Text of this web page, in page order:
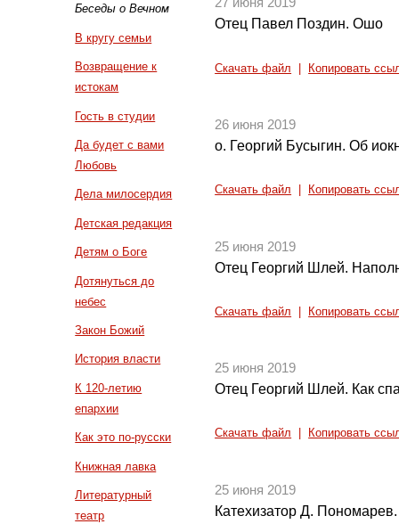
Беседы о Вечном
В кругу семьи
Возвращение к
истокам
Гость в студии
Да будет с вами
Любовь
Дела милосердия
Детская редакция
Детям о Боге
Дотянуться до
небес
Закон Божий
История власти
К 120-летию
епархии
Как это по-русски
Книжная лавка
Литературный
театр
27 июня 2019
Отец Павел Поздин. Ошо
Скачать файл Копировать
26 июня 2019
о. Георгий Бусыгин. Об
Скачать файл Копировать
25 июня 2019
Отец Георгий Шлей.
Скачать файл Копировать
25 июня 2019
Отец Георгий Шлей. Как
Скачать файл Копировать
25 июня 2019
Катехизатор Д.